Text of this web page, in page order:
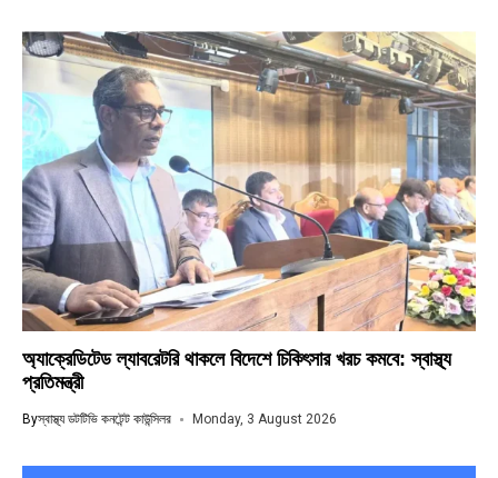
অ্যাক্রেডিটেড ল্যাবরেটরি থাকলে বিদেশে চিকিৎসার খরচ কমবে: স্বাস্থ্য
প্রতিমন্ত্রী
Byস্বাস্থ্য ডটটিভি কনটেন্ট কাউন্সিলর Monday, 3 August 2026